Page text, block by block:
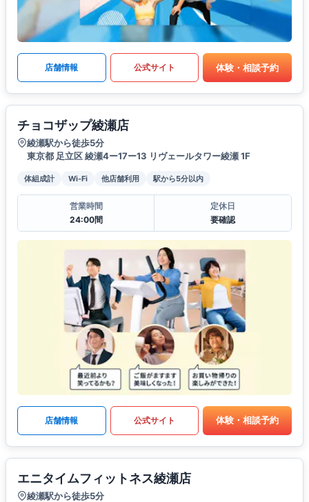
店舗情報 公式サイト 体験・相談予約
チョコザップ綾瀬店
綾瀬駅から徒歩5分
東京都 足立区 綾瀬4ー17ー13 リヴェールタワー綾瀬 1F
体組成計 Wi-Fi 他店舗利用 駅から5分以内
営業時間
24:00間
定休日
要確認
店舗情報 公式サイト 体験・相談予約
エニタイムフィットネス綾瀬店
綾瀬駅から徒歩5分